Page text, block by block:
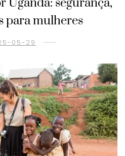
Uganda: segurança,
para mulheres
05-29